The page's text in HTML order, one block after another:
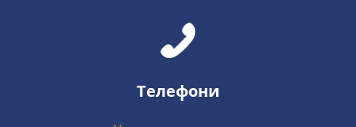
Телефони